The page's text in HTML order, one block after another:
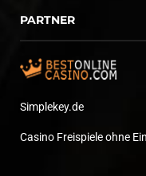
PARTNER
Simplekey.de
Casino Freispiele ohne